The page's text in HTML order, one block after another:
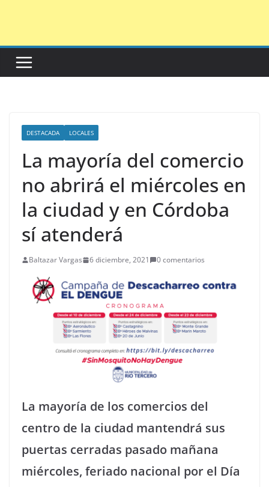
DESTACADA LOCALES
La mayoría del comercio
no abrirá el miércoles en
la ciudad y en Córdoba
sí atenderá
Baltazar Vargas 6 diciembre, 2021 0 comentarios
La mayoría de los comercios del
centro de la ciudad mantendrá sus
puertas cerradas pasado mañana
miércoles, feriado nacional por el Día